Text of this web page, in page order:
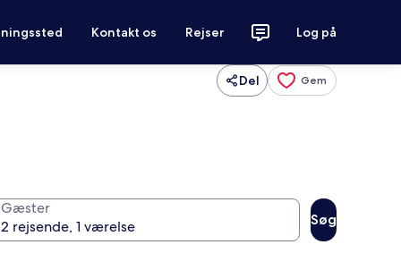
Kontakt os Rejser Log på
Del Gem
Gæster
Søg